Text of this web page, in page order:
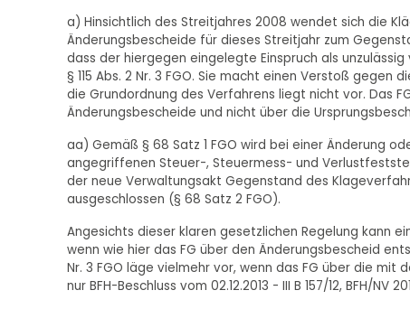
a) Hinsichtlich des Streitjahres 2008 wendet sich die
Änderungsbescheide für dieses Streitjahr zum
dass der hiergegen eingelegte Einspruch als
§ 115 Abs. 2 Nr. 3 FGO. Sie macht einen Verstoß
die Grundordnung des Verfahrens liegt nicht vor. Das
Änderungsbescheide und nicht über die
aa) Gemäß § 68 Satz 1 FGO wird bei einer Änderung
angegriffenen Steuer-, Steuermess- und
der neue Verwaltungsakt Gegenstand des
ausgeschlossen (§ 68 Satz 2 FGO).
Angesichts dieser klaren gesetzlichen Regelung kann
wenn wie hier das FG über den Änderungsbescheid
Nr. 3 FGO läge vielmehr vor, wenn das FG über die
nur BFH-Beschluss vom 02.12.2013 - III B 157/12, BFH/NV